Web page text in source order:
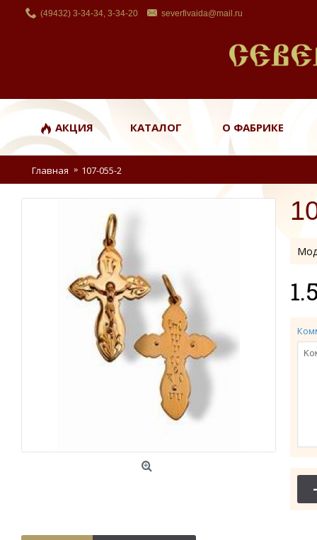
(49432) 3-34-34, 3-34-20 severfivaida@mail.ru
АКЦИЯ КАТАЛОГ О ФАБРИКЕ
Главная 107-055-2
-